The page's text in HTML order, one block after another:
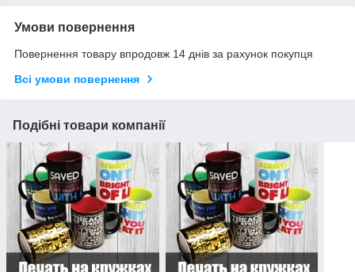
Умови повернення
Повернення товару впродовж 14 днів за рахунок покупця
Всі умови повернення
Подібні товари компанії